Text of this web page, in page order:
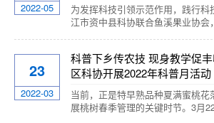
2022-05
为发挥科技引领示范作用，践行科
江市资中县科协联合鱼溪果业协会
鱼溪果业协会会长陈太平就甘平品
市场前景。通过大量案例，专题讲
提升为重点，从基地选择和建园规
23
2022-03
科普下乡传农技 现身教学促
区科协开展2022年科普月活动
当前，正是特早熟品种夏满蜜桃
展桃树春季管理的关键时节。3月